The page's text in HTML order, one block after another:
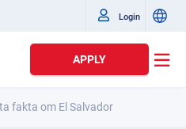
Login
APPLY
fakta om El Salvador